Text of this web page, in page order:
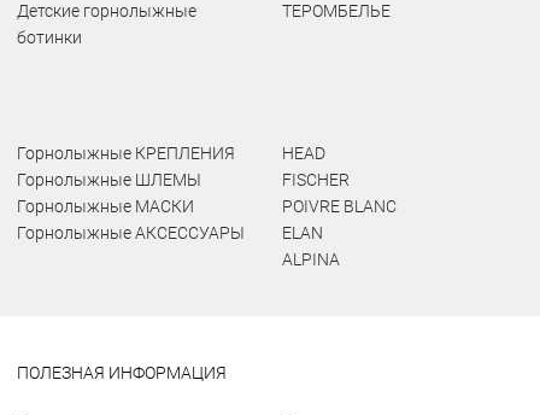
Детские горнолыжные
ботинки
ТЕРОМБЕЛЬЕ
Горнолыжные КРЕПЛЕНИЯ
Горнолыжные ШЛЕМЫ
Горнолыжные МАСКИ
Горнолыжные АКСЕССУАРЫ
HEAD
FISCHER
POIVRE BLANC
ELAN
ALPINA
ПОЛЕЗНАЯ ИНФОРМАЦИЯ